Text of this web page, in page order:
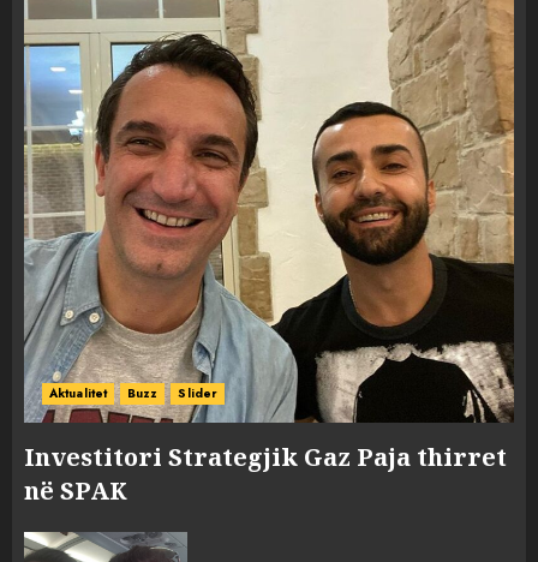
Aktualitet Buzz Slider
Investitori Strategjik Gaz Paja thirret
në SPAK